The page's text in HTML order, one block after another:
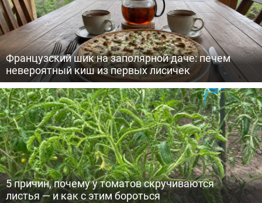
Французский шик на заполярной даче: печем
невероятный киш из первых лисичек
5 причин, почему у томатов скручиваются
листья — и как с этим бороться